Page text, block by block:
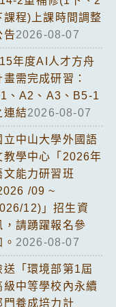
課程)上課時間調整
告2026-08-07
年度AI人才方舟
畫需完成研習：
、A2、A3、B5-1
連結2026-08-07
立中山大學外國語
教學中心「2026年
文能力研習班
/09 ~
12)」招生資
，請踴躍報名參
2026-08-07
送「環境部第1屆
級中等學校內永續
門養成培力計